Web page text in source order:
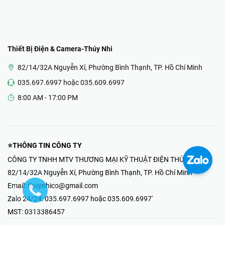
Thiết Bị Điện & Camera-Thúy Nhi
82/14/32A Nguyễn Xí, Phường Bình Thạnh, TP. Hồ Chí Minh
035.697.6997 hoặc 035.609.6997
8:00 AM - 17:00 PM
⭐THÔNG TIN CÔNG TY
CÔNG TY TNHH MTV THƯƠNG MẠI KỸ THUẬT ĐIỆN THÚY NHI
82/14/32A Nguyễn Xí, Phường Bình Thạnh, TP. Hồ Chí Minh
Email: thuynhico@gmail.com
Zalo 24/24:035.697.6997 hoặc 035.609.6997'
MST:0313386457